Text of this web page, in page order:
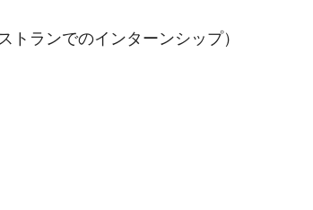
ランでのインターンシップ）